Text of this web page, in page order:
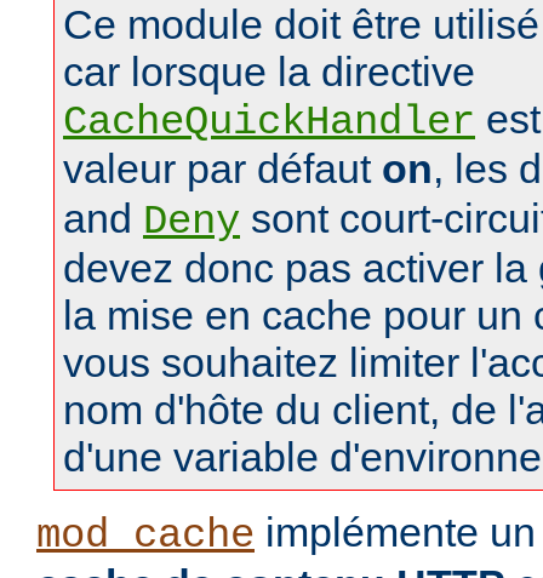
Ce module doit être
car lorsque la directive
CacheQuickHandler
valeur par défaut on, les
and Deny sont court-
devez donc pas activer
la mise en cache pour un
vous souhaitez limiter
nom d'hôte du client, de
d'une variable
mod_cache implémente